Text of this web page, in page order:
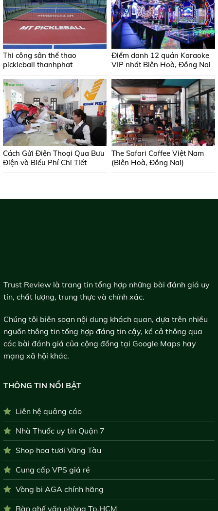
Thi công sân thể thao
pickleball thanhphat
Điểm danh 12 quán Karaoke
VIP nhất Biên Hoà, Đồng Nai
Cách Gửi Điện Thoại Qua Bưu
Điện và Biểu Phí Chi Tiết
The Safari Coffee Việt Nam
(Biên Hoà, Đồng Nai)
Trust Review là trang tin tổng hợp những bài đánh giá uy
tín, chất lượng, trung thực và chính xác.
Chúng tôi biên soạn nội dung khách quan, dựa trên nhiều
nguồn thông tin tổng hợp đáng tin cậy, kể cả thông qua
các bài đánh giá của cộng đồng tại Google Maps hay
mạng xã hội khác.
THÔNG TIN NỔI BẬT
Liên hệ quảng cáo
Nhà Thuốc uy tín Quận 7
Shop hoa tươi Vũng Tàu
Cung cấp VPS giá rẻ
Vòng bi AGA chính hãng
Bàn ghế văn phòng Tp.HCM